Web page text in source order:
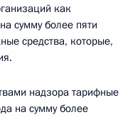
как
сумму более пяти
средства, которые,
надзора тарифные
на сумму более